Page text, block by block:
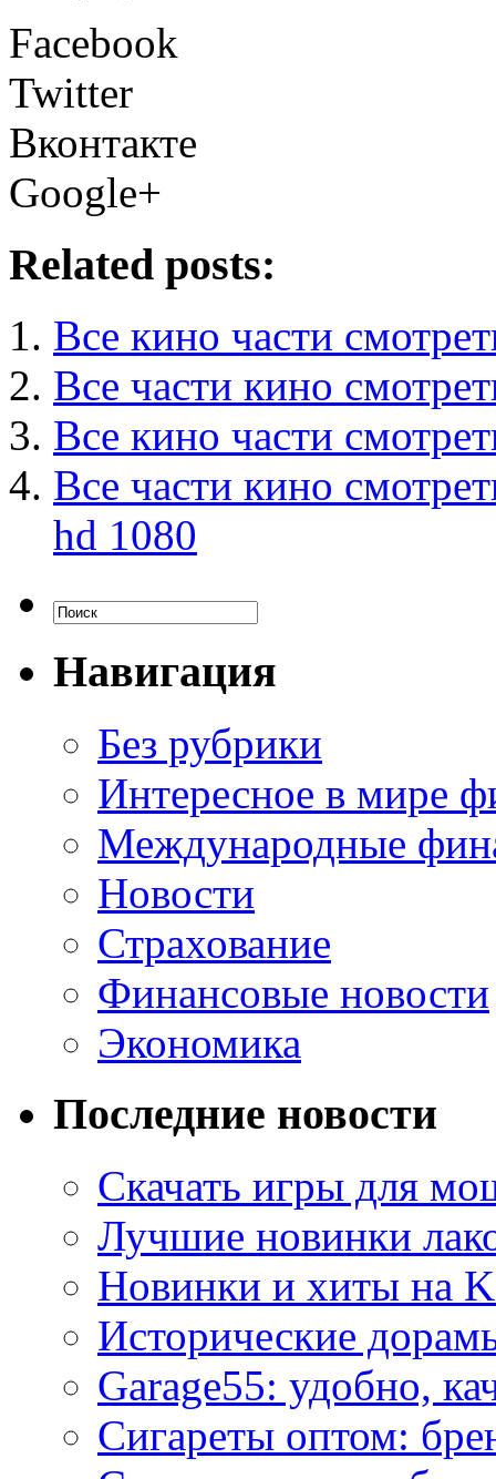
Facebook
Twitter
Вконтакте
Google+
Related posts:
Все кино части
Все части кино
Все кино части
Все части кино
hd 1080
Навигация
Без рубрики
Интересное в мире
Международные
Новости
Страхование
Финансовые новости
Экономика
Последние новости
Скачать игры для
Лучшие новинки
Новинки и хиты на
Исторические
Garage55: удобно,
Сигареты оптом: